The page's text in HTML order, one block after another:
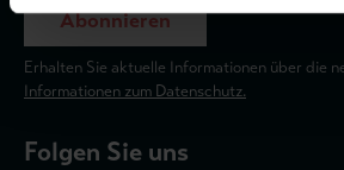
Abonnieren
Erhalten Sie aktuelle Informationen über die
Informationen zum Datenschutz.
Folgen Sie uns